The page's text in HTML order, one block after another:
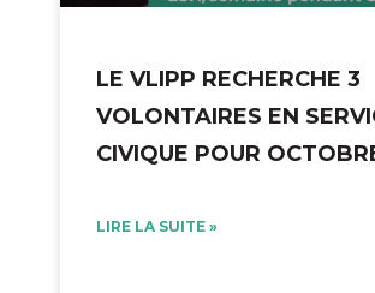
LE VLIPP RECHERCHE 3
VOLONTAIRES EN
CIVIQUE POUR
LIRE LA SUITE »